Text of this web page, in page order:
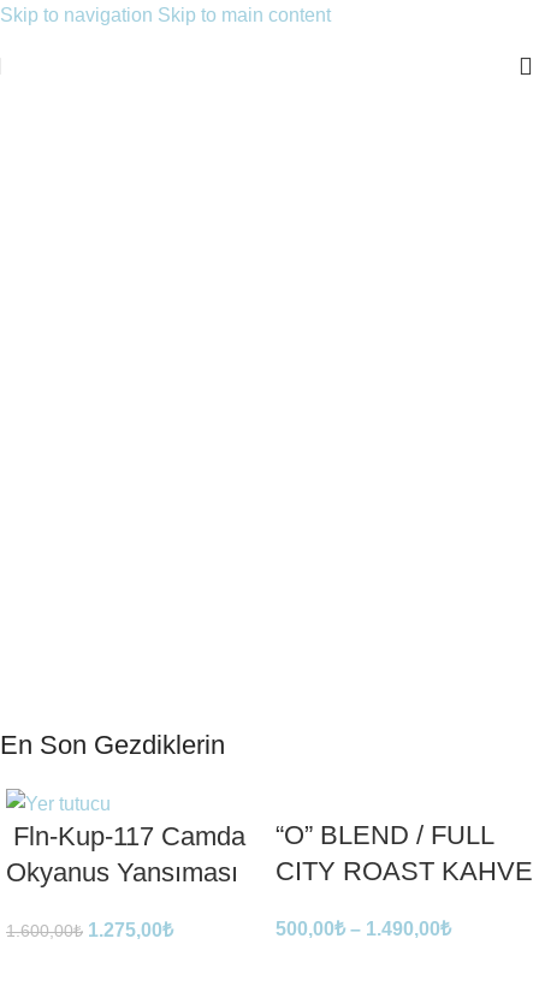
Skip to navigation Skip to main content
En Son Gezdiklerin
Fln-Kup-117 Camda
Okyanus Yansıması
1.600,00₺ 1.275,00₺
“O” BLEND / FULL
CITY ROAST KAHVE
500,00₺ – 1.490,00₺